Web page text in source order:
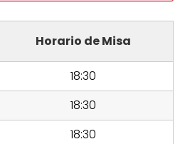
Horario de Misa
18:30
18:30
18:30